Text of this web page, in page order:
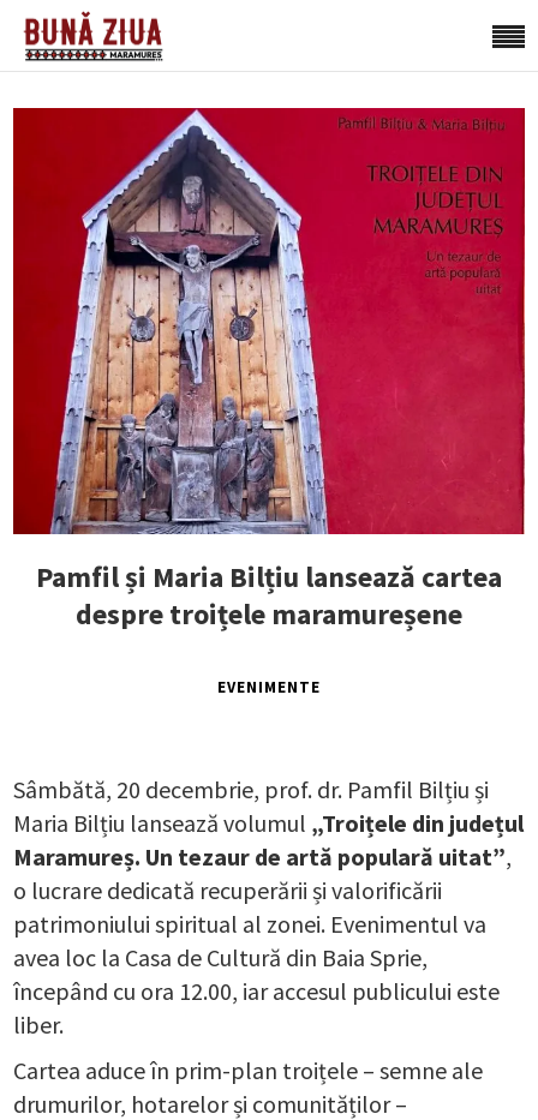
Pamfil și Maria Bilțiu lansează cartea
despre troițele maramureșene
EVENIMENTE
Sâmbătă, 20 decembrie, prof. dr. Pamfil Bilțiu și
Maria Bilțiu lansează volumul „Troițele din județul
Maramureș. Un tezaur de artă populară uitat”,
o lucrare dedicată recuperării și valorificării
patrimoniului spiritual al zonei. Evenimentul va
avea loc la Casa de Cultură din Baia Sprie,
începând cu ora 12.00, iar accesul publicului este
liber.
Cartea aduce în prim-plan troițele – semne ale
drumurilor, hotarelor și comunităților –